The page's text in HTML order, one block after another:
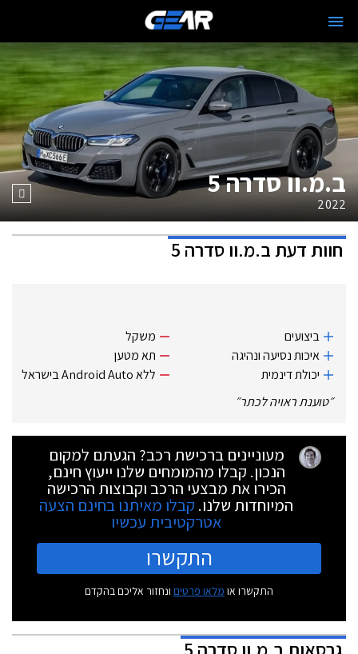
ב.מ.וו סדרה 5
2022
חוות דעתב.מ.וו סדרה 5
ביצועים
איכות נסיעה ונהיגה
יכולת דינמית
משקל
תא מטען
ללא Android Auto בישראל
״טוענת ראויה לכתר״
מעוניינים ברכישת רכב? הגעתם למקום
הנכון. קבלו מהמומחים שלנו ייעוץ חינם,
הכירו את מבצעי הרכב וקבוצות הרכישה
המיוחדות שלנו. קבלו מאיתנו בחינם הצעה
אטרקטיבית עכשיו
התקשרו
התקשרו או מלאו פרטים ונחזור אליכם בהקדם